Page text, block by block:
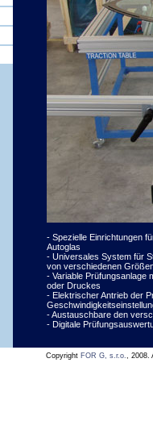
- Spezielle Einrichtungen
Autoglas
- Universales System für
von verschiedenen
- Variable Prüfungsanlage
oder Druckes
- Elektrischer Antrieb der
- Austauschbare den
- Digitale
Copyright FOR G, s.r.o., 2008.